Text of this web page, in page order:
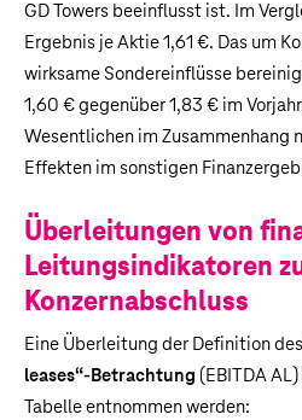
GD Towers beeinflusst ist. Im
Ergebnis je Aktie 1,61 €. Das um
wirksame Sondereinflüsse
1,60 € gegenüber 1,83 € im
Wesentlichen im Zusammenhang
Effekten im sonstigen
Überleitungen von
Leitungsindikatoren
Konzernabschluss
Eine Überleitung der Definition
leases“-Betrachtung (EBITDA
Tabelle entnommen werden: